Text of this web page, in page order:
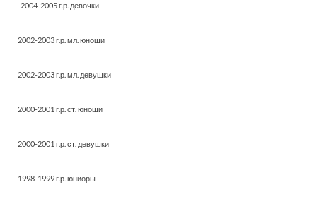
-2004-2005 г.р. девочки
2002-2003 г.р. мл. юноши
2002-2003 г.р. мл. девушки
2000-2001 г.р. ст. юноши
2000-2001 г.р. ст. девушки
1998-1999 г.р. юниоры